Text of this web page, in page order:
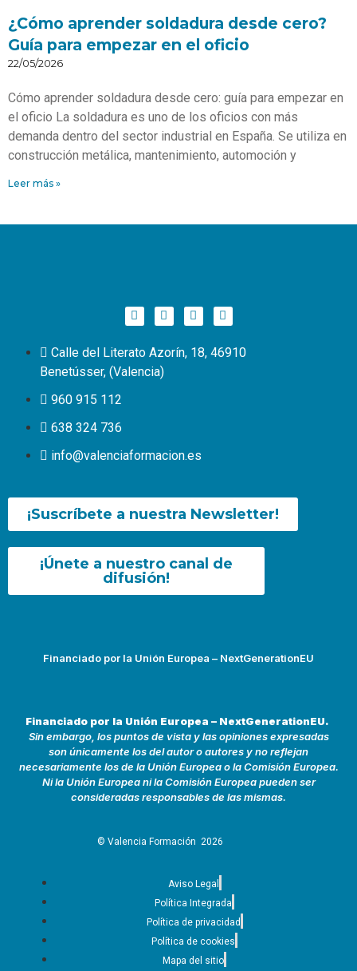
¿Cómo aprender soldadura desde cero?
Guía para empezar en el oficio
22/05/2026
Cómo aprender soldadura desde cero: guía para empezar en
el oficio La soldadura es uno de los oficios con más
demanda dentro del sector industrial en España. Se utiliza en
construcción metálica, mantenimiento, automoción y
Leer más »
Calle del Literato Azorín, 18, 46910
Benetússer, (Valencia)
960 915 112
638 324 736
info@valenciaformacion.es
¡Suscríbete a nuestra Newsletter!
¡Únete a nuestro canal de
difusión!
Financiado por la Unión Europea – NextGenerationEU
Financiado por la Unión Europea – NextGenerationEU.
Sin embargo, los puntos de vista y las opiniones expresadas
son únicamente los del autor o autores y no reflejan
necesariamente los de la Unión Europea o la Comisión Europea.
Ni la Unión Europea ni la Comisión Europea pueden ser
consideradas responsables de las mismas.
© Valencia Formación 2026
Aviso Legal
Política Integrada
Política de privacidad
Política de cookies
Mapa del sitio